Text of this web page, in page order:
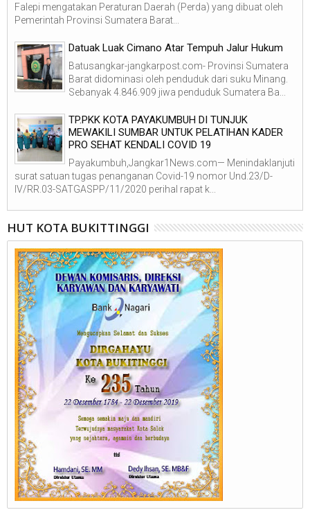
Falepi mengatakan Peraturan Daerah (Perda) yang dibuat oleh
Pemerintah Provinsi Sumatera Barat...
Datuak Luak Cimano Atar Tempuh Jalur Hukum
Batusangkar-jangkarpost.com- Provinsi Sumatera
Barat didominasi oleh penduduk dari suku Minang.
Sebanyak 4.846.909 jiwa penduduk Sumatera Ba...
TP.PKK KOTA PAYAKUMBUH DI TUNJUK
MEWAKILI SUMBAR UNTUK PELATIHAN KADER
PRO SEHAT KENDALI COVID 19
Payakumbuh,Jangkar1News.com— Menindaklanjuti
surat satuan tugas penanganan Covid-19 nomor Und.23/D-
IV/RR.03-SATGASPP/11/2020 perihal rapat k...
HUT KOTA BUKITTINGGI